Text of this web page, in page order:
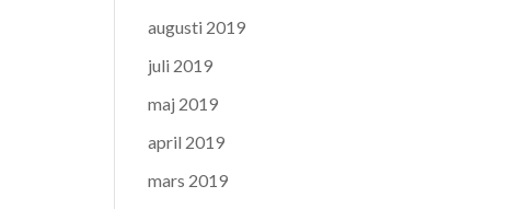
augusti 2019
juli 2019
maj 2019
april 2019
mars 2019